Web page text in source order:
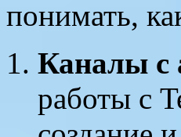
понимать,
Каналы с
работы с